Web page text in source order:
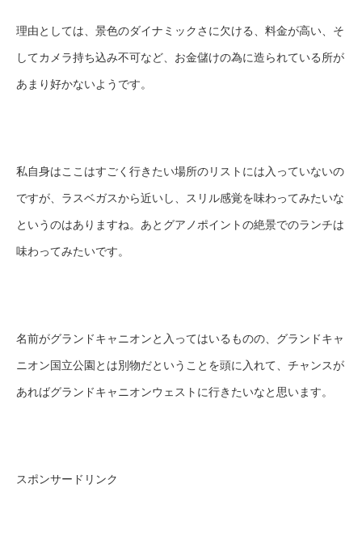
理由としては、景色のダイナミックさに欠ける、料金が高い、そ
してカメラ持ち込み不可など、お金儲けの為に造られている所が
あまり好かないようです。
私自身はここはすごく行きたい場所のリストには入っていないの
ですが、ラスベガスから近いし、スリル感覚を味わってみたいな
というのはありますね。あとグアノポイントの絶景でのランチは
味わってみたいです。
名前がグランドキャニオンと入ってはいるものの、グランドキャ
ニオン国立公園とは別物だということを頭に入れて、チャンスが
あればグランドキャニオンウェストに行きたいなと思います。
スポンサードリンク